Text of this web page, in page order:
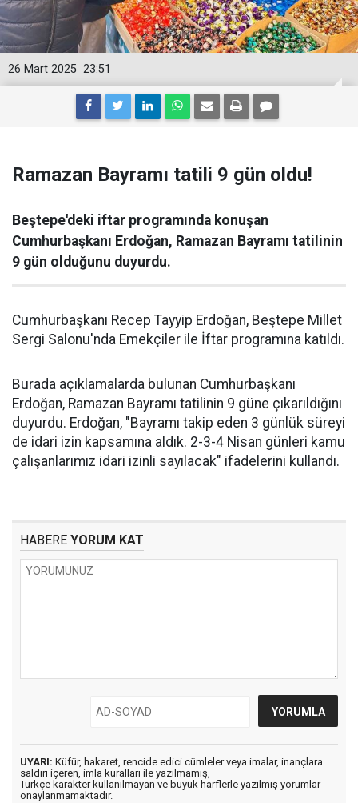
23:51
26 Mart 2025
Ramazan Bayramı tatili 9 gün oldu!
Beştepe'deki iftar programında konuşan
Cumhurbaşkanı Erdoğan, Ramazan Bayramı tatilinin
9 gün olduğunu duyurdu.
Cumhurbaşkanı Recep Tayyip Erdoğan, Beştepe Millet
Sergi Salonu'nda Emekçiler ile İftar programına katıldı.
Burada açıklamalarda bulunan Cumhurbaşkanı
Erdoğan, Ramazan Bayramı tatilinin 9 güne çıkarıldığını
duyurdu. Erdoğan, "Bayramı takip eden 3 günlük süreyi
de idari izin kapsamına aldık. 2-3-4 Nisan günleri kamu
çalışanlarımız idari izinli sayılacak" ifadelerini kullandı.
HABERE YORUM KAT
UYARI: Küfür, hakaret, rencide edici cümleler veya imalar, inançlara
saldırı içeren, imla kuralları ile yazılmamış,
Türkçe karakter kullanılmayan ve büyük harflerle yazılmış yorumlar
onaylanmamaktadır.